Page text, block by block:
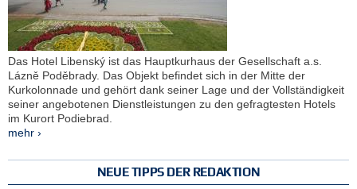
Das Hotel Libenský ist das Hauptkurhaus der Gesellschaft a.s.
Lázně Poděbrady. Das Objekt befindet sich in der Mitte der
Kurkolonnade und gehört dank seiner Lage und der Vollständigkeit
seiner angebotenen Dienstleistungen zu den gefragtesten Hotels
im Kurort Podiebrad.
mehr ›
NEUE TIPPS DER REDAKTION